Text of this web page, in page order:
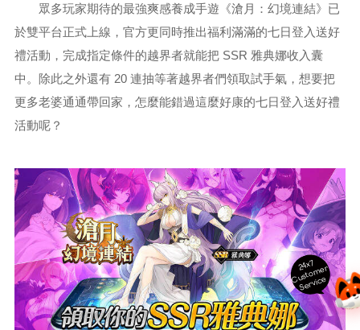
眾多玩家期待的最強爽感養成手遊《滄月：幻境連結》已
於雙平台正式上線，官方更同時推出福利滿滿的七日登入送好
禮活動，完成指定條件的越界者就能把 SSR 雅典娜收入囊
中。除此之外還有 20 連抽等著越界者們領取試手氣，想要把
更多老婆通通帶回家，怎麼能錯過這麼好康的七日登入送好禮
活動呢？
24x7
C
ust
o
m
er
S
ervi
c
e